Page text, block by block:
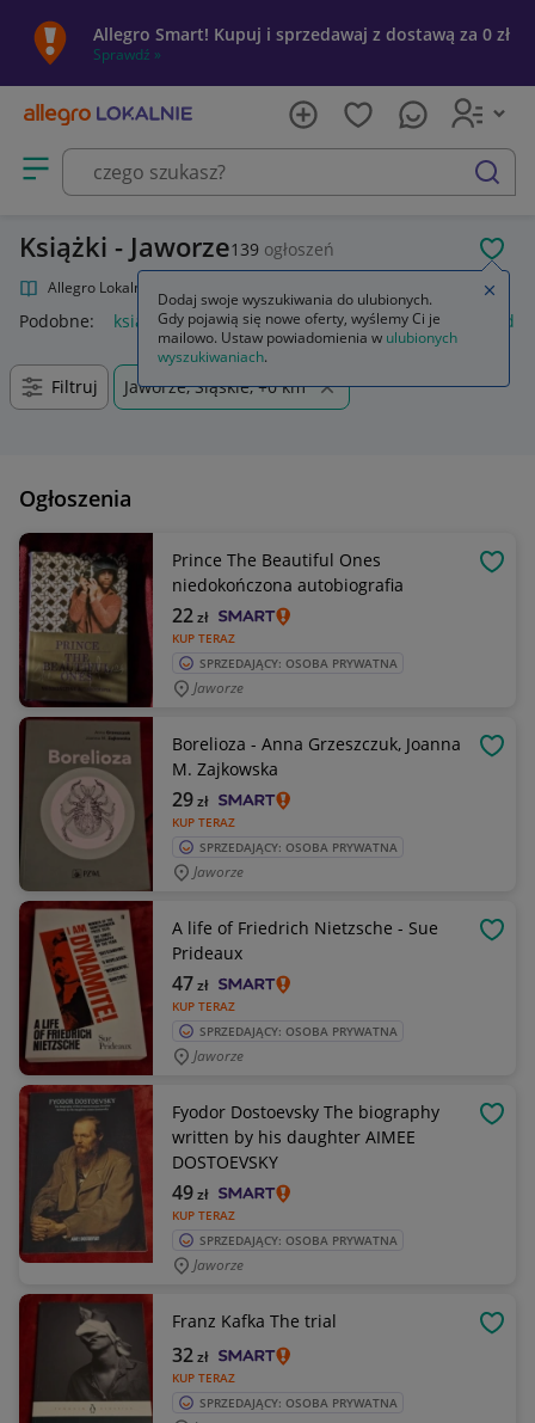
Allegro Smart! Kupuj i sprzedawaj z dostawą za 0 zł
Sprawdź »
Otwórz menu z kategoriami
szukaj
Książki - Jaworze139 ogłoszeń
Allegro Lokalnie
Podobne: książki regał na książki półka na książki
Filtruj Jaworze, Śląskie, +0 km
Ogłoszenia
Prince The Beautiful Ones
niedokończona autobiografia
KUP TERAZ
22zł
SPRZEDAJĄCY: OSOBA PRYWATNA
Jaworze
Borelioza - Anna Grzeszczuk, Joanna
M. Zajkowska
KUP TERAZ
29zł
SPRZEDAJĄCY: OSOBA PRYWATNA
Jaworze
A life of Friedrich Nietzsche - Sue
Prideaux
KUP TERAZ
47zł
SPRZEDAJĄCY: OSOBA PRYWATNA
Jaworze
Fyodor Dostoevsky The biography
written by his daughter AIMEE
DOSTOEVSKY
KUP TERAZ
49zł
SPRZEDAJĄCY: OSOBA PRYWATNA
Jaworze
Franz Kafka The trial
KUP TERAZ
32zł
SPRZEDAJĄCY: OSOBA PRYWATNA
Dodaj swoje wyszukiwania do ulubionych.
Gdy pojawią się nowe oferty, wyślemy Ci je
mailowo. Ustaw powiadomienia w ulubionych
wyszukiwaniach.